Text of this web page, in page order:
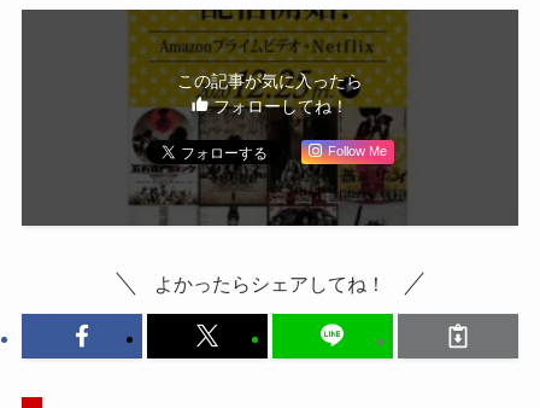
この記事が気に入ったら
フォローしてね！
Follow Me
よかったらシェアしてね！